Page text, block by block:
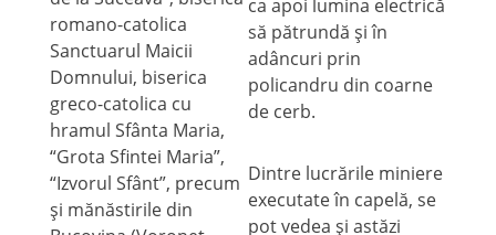
romano-catolica
Sanctuarul Maicii
Domnului, biserica
greco-catolica cu
hramul Sfânta Maria,
“Grota Sfintei Maria”,
“Izvorul Sfânt”, precum
şi mănăstirile din
ca apoi lumina electrică
să pătrundă şi în
adâncuri prin
policandru din coarne
de cerb.
Dintre lucrările miniere
executate în capelă, se
pot vedea şi astăzi